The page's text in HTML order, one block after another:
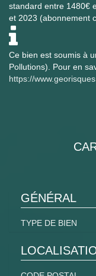
standard entre 1480€
et 2023 (abonnement
Ce bien est soumis à
Pollutions). Pour en
https://
GÉNÉRAL
TYPE DE BIEN